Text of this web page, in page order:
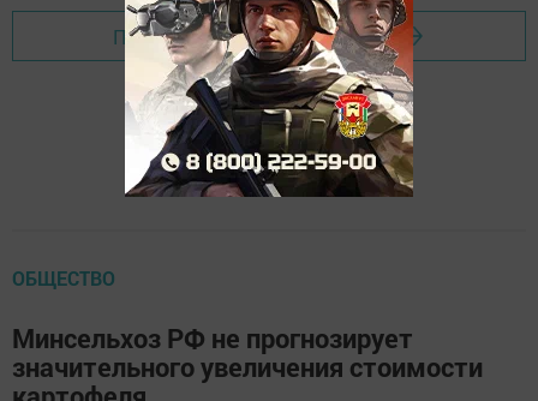
Перейти на страницу новости
ОБЩЕСТВО
Минсельхоз РФ не прогнозирует
значительного увеличения стоимости